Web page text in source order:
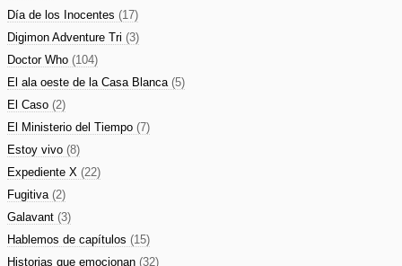
Día de los Inocentes (17)
Digimon Adventure Tri (3)
Doctor Who (104)
El ala oeste de la Casa Blanca (5)
El Caso (2)
El Ministerio del Tiempo (7)
Estoy vivo (8)
Expediente X (22)
Fugitiva (2)
Galavant (3)
Hablemos de capítulos (15)
Historias que emocionan (32)